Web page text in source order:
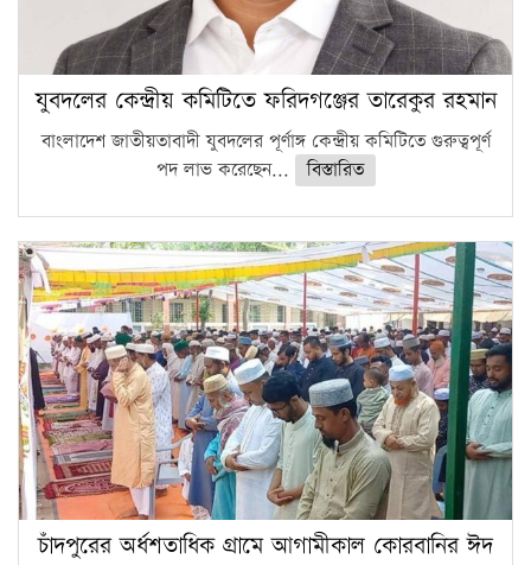
যুবদলের কেন্দ্রীয় কমিটিতে ফরিদগঞ্জের তারেকুর রহমান
বাংলাদেশ জাতীয়তাবাদী যুবদলের পূর্ণাঙ্গ কেন্দ্রীয় কমিটিতে গুরুত্বপূর্ণ
পদ লাভ করেছেন...
বিস্তারিত
চাঁদপুরের অর্ধশতাধিক গ্রামে আগামীকাল কোরবানির ঈদ